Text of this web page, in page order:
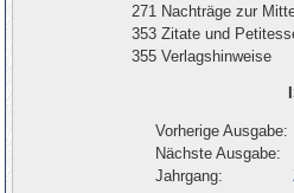
271 Nachträge zur
353 Zitate und
355 Verlagshinweise
Vorherige Ausgabe:
Nächste Ausgabe:
Jahrgang: